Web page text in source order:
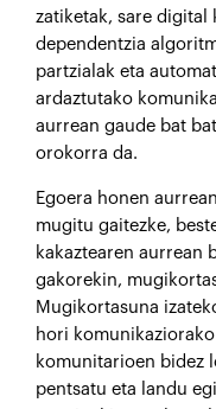
zatiketak, sare digital
dependentzia
partzialak eta
ardaztutako
aurrean gaude bat
orokorra da.
Egoera honen
mugitu gaitezke,
kakaztearen aurrean
gakorekin,
Mugikortasuna
hori
komunitarioen bidez
pentsatu eta landu